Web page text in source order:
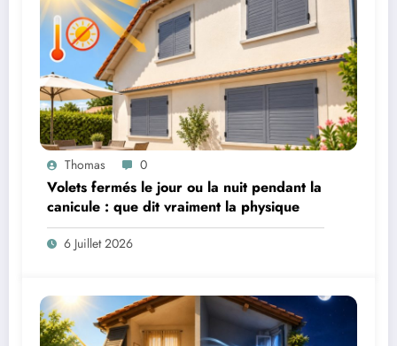
Thomas 0
Volets fermés le jour ou la nuit pendant la
canicule : que dit vraiment la physique
6 Juillet 2026